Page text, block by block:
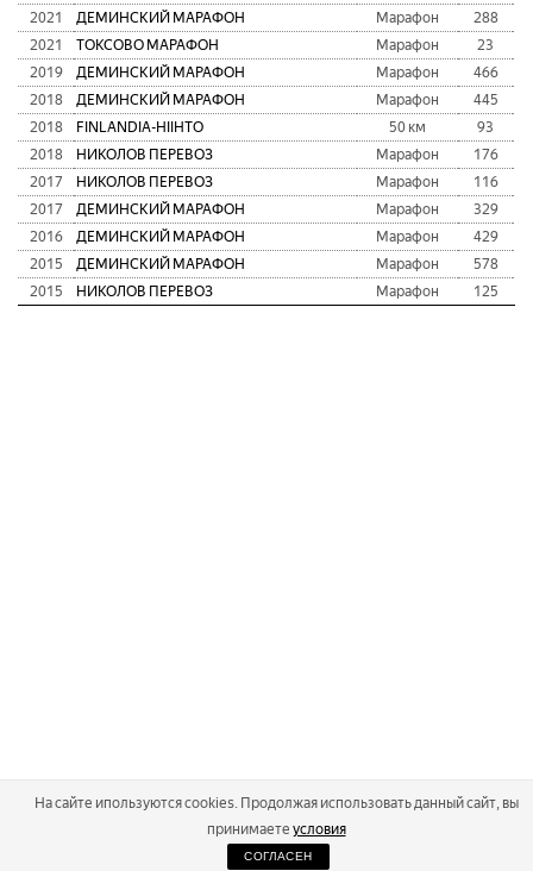
2021
ДЕМИНСКИЙ МАРАФОН Марафон 288
2021
ТОКСОВО МАРАФОН Марафон 23
2019
ДЕМИНСКИЙ МАРАФОН Марафон 466
2018
ДЕМИНСКИЙ МАРАФОН Марафон 445
2018
FINLANDIA-HIIHTO 50 км 93
2018
НИКОЛОВ ПЕРЕВОЗ Марафон 176
2017
НИКОЛОВ ПЕРЕВОЗ Марафон 116
2017
ДЕМИНСКИЙ МАРАФОН Марафон 329
2016
ДЕМИНСКИЙ МАРАФОН Марафон 429
2015
ДЕМИНСКИЙ МАРАФОН Марафон 578
2015
НИКОЛОВ ПЕРЕВОЗ Марафон 125
На сайте ипользуются cookies. Продолжая использовать данный сайт, вы
принимаете условия
СОГЛАСЕН